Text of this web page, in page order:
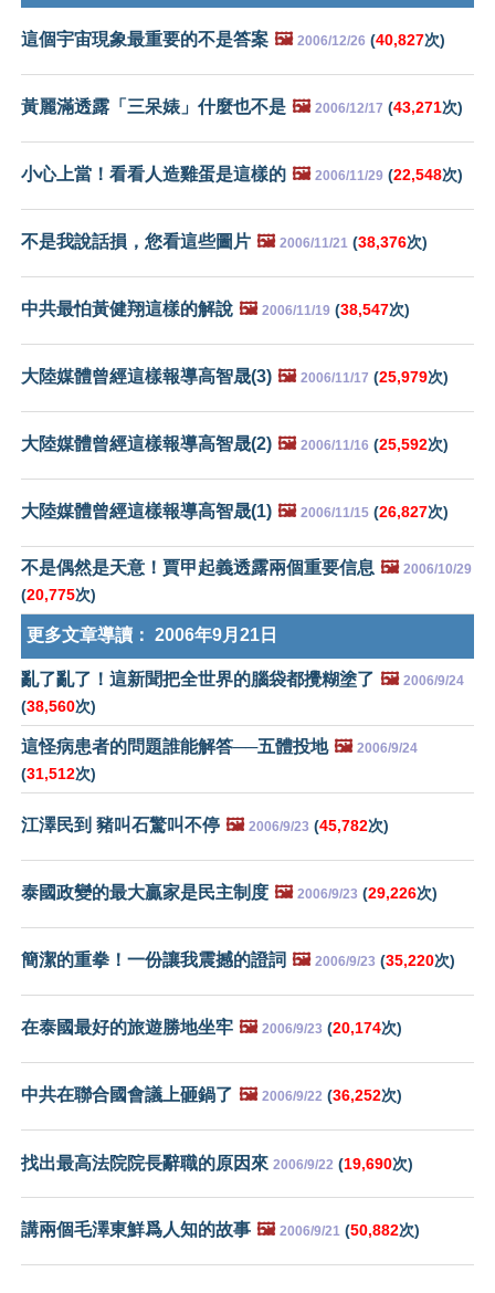
這個宇宙現象最重要的不是答案 🖼️ 2006/12/26 (40,827次)
黃麗滿透露「三呆婊」什麼也不是 🖼️ 2006/12/17 (43,271次)
小心上當！看看人造雞蛋是這樣的 🖼️ 2006/11/29 (22,548次)
不是我說話損，您看這些圖片 🖼️ 2006/11/21 (38,376次)
中共最怕黃健翔這樣的解說 🖼️ 2006/11/19 (38,547次)
大陸媒體曾經這樣報導高智晟(3) 🖼️ 2006/11/17 (25,979次)
大陸媒體曾經這樣報導高智晟(2) 🖼️ 2006/11/16 (25,592次)
大陸媒體曾經這樣報導高智晟(1) 🖼️ 2006/11/15 (26,827次)
不是偶然是天意！賈甲起義透露兩個重要信息 🖼️ 2006/10/29
(20,775次)
更多文章導讀： 2006年9月21日
亂了亂了！這新聞把全世界的腦袋都攪糊塗了 🖼️ 2006/9/24
(38,560次)
這怪病患者的問題誰能解答──五體投地 🖼️ 2006/9/24
(31,512次)
江澤民到 豬叫石驚叫不停 🖼️ 2006/9/23 (45,782次)
泰國政變的最大贏家是民主制度 🖼️ 2006/9/23 (29,226次)
簡潔的重拳！一份讓我震撼的證詞 🖼️ 2006/9/23 (35,220次)
在泰國最好的旅遊勝地坐牢 🖼️ 2006/9/23 (20,174次)
中共在聯合國會議上砸鍋了 🖼️ 2006/9/22 (36,252次)
找出最高法院院長辭職的原因來 2006/9/22 (19,690次)
講兩個毛澤東鮮爲人知的故事 🖼️ 2006/9/21 (50,882次)